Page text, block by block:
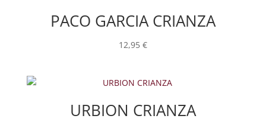
PACO GARCIA CRIANZA
12,95 €
URBION CRIANZA